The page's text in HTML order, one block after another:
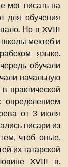
мог писать на
для обучения
Но в XVIII
школы мектеб и
языке.
обучали
начальную
практической
определением
от 3 июля
писари из
чтоб оные,
их татарской
XVIII в.